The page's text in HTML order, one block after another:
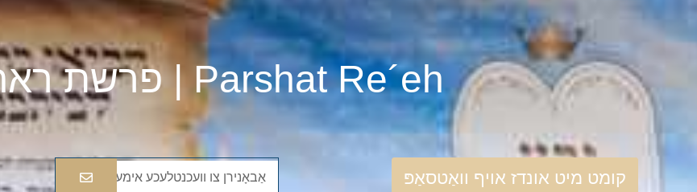
Parshat Re´eh | פרשת ראה
קומט מיט אונדז אויף וואַטסאַפּ